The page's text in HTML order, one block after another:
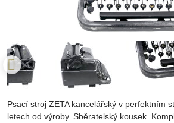
Psací stroj ZETA kancelářský v perfektním
letech od výroby. Sběratelský kousek.